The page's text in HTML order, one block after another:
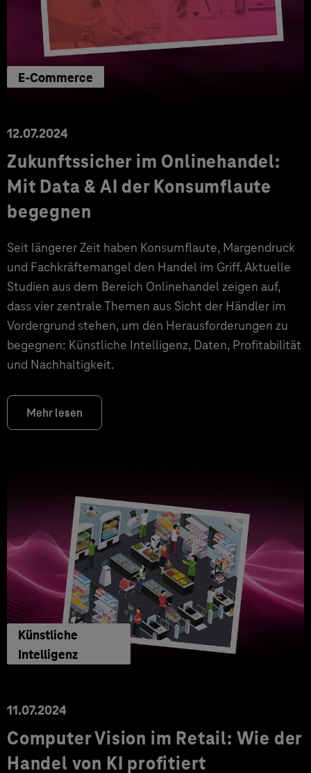
E-Commerce
12.07.2024
Zukunftssicher im Onlinehandel:
Mit Data & AI der Konsumflaute
begegnen
Seit längerer Zeit haben Konsumflaute, Margendruck
und Fachkräftemangel den Handel im Griff. Aktuelle
Studien aus dem Bereich Onlinehandel zeigen auf,
dass vier zentrale Themen aus Sicht der Händler im
Vordergrund stehen, um den Herausforderungen zu
begegnen: Künstliche Intelligenz, Daten, Profitabilität
und Nachhaltigkeit.
Mehr lesen
Künstliche
Intelligenz
11.07.2024
Computer Vision im Retail: Wie der
Handel von KI profitiert